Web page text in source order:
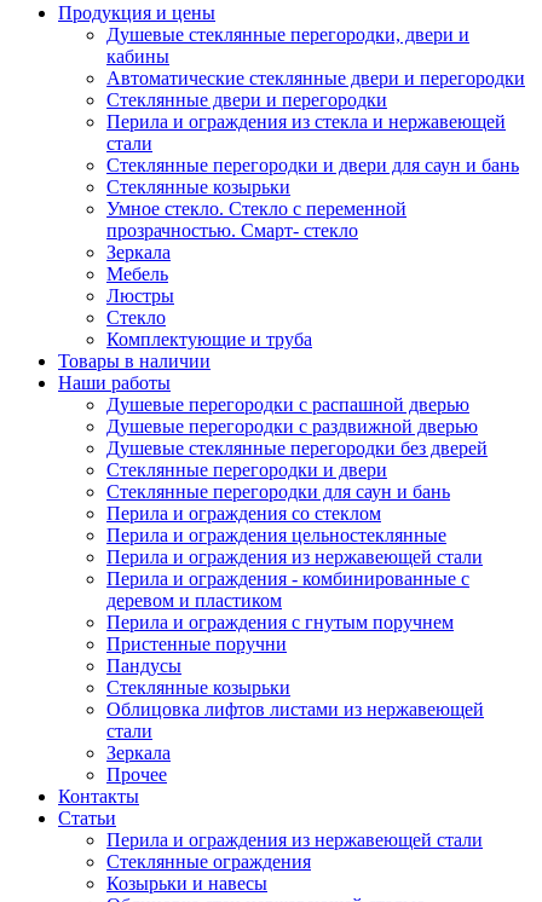
Продукция и цены
Душевые стеклянные перегородки, двери и
кабины
Автоматические стеклянные двери и перегородки
Стеклянные двери и перегородки
Перила и ограждения из стекла и нержавеющей
стали
Стеклянные перегородки и двери для саун и бань
Стеклянные козырьки
Умное стекло. Стекло с переменной
прозрачностью. Смарт- стекло
Зеркала
Мебель
Люстры
Стекло
Комплектующие и труба
Товары в наличии
Наши работы
Душевые перегородки c распашной дверью
Душевые перегородки с раздвижной дверью
Душевые стеклянные перегородки без дверей
Стеклянные перегородки и двери
Стеклянные перегородки для саун и бань
Перила и ограждения со стеклом
Перила и ограждения цельностеклянные
Перила и ограждения из нержавеющей стали
Перила и ограждения - комбинированные с
деревом и пластиком
Перила и ограждения с гнутым поручнем
Пристенные поручни
Пандусы
Стеклянные козырьки
Облицовка лифтов листами из нержавеющей
стали
Зеркала
Прочее
Контакты
Статьи
Перила и ограждения из нержавеющей стали
Стеклянные ограждения
Козырьки и навесы